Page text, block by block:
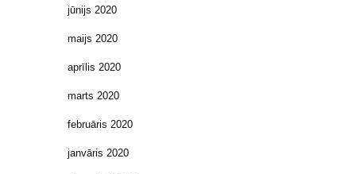
jūnijs 2020
maijs 2020
aprīlis 2020
marts 2020
februāris 2020
janvāris 2020